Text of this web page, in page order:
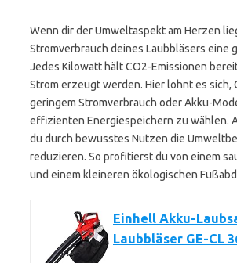
Wenn dir der Umweltaspekt am Herzen
Stromverbrauch deines Laubbläsers eine
Jedes Kilowatt hält CO2-Emissionen
Strom erzeugt werden. Hier lohnt es sich,
geringem Stromverbrauch oder Akku-
effizienten Energiespeichern zu wählen.
du durch bewusstes Nutzen die
reduzieren. So profitierst du von einem
und einem kleineren ökologischen
Einhell Akku-
Laubbläser GE-CL